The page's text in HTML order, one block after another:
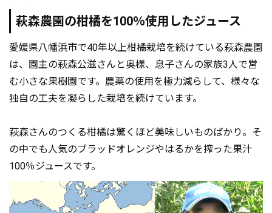
萩森農園の柑橘を100％使用したジュース
愛媛県八幡浜市で40年以上柑橘栽培を続けている萩森農園
は、園主の萩森公滋さんと奥様、息子さんの家族3人で営
む小さな果樹園です。農薬の使用を極力減らして、様々な
独自の工夫を凝らした栽培を続けています。
萩森さんのつくる柑橘は驚くほど美味しいものばかり。そ
の中でも人気のブラッドオレンジやはるかを搾った果汁
100％ジュースです。